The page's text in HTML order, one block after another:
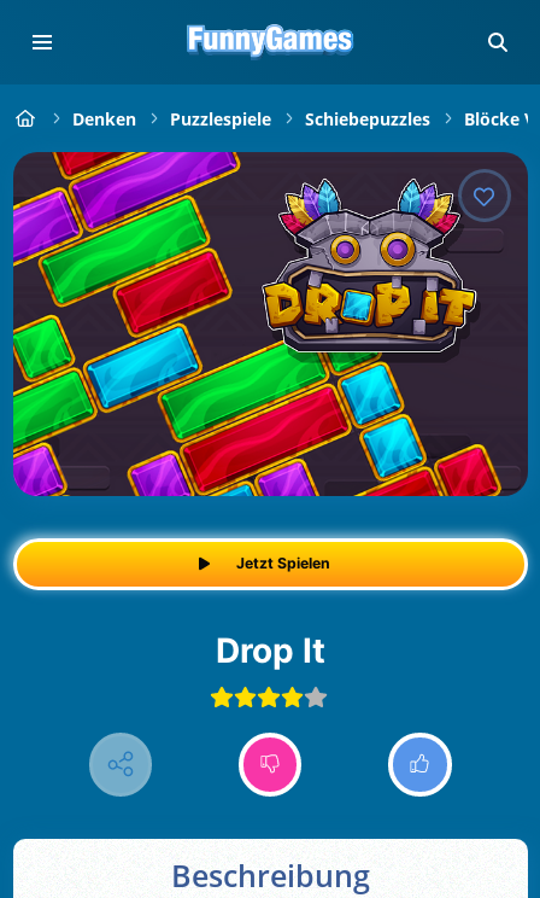
Denken Puzzlespiele Schiebepuzzles Blöcke
Jetzt Spielen
Drop It
Beschreibung